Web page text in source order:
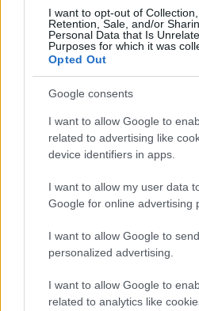
I want to opt-out of Collection,
Retention, Sale, and/or
Personal Data that Is
Purposes for which it was
Opted Out
Google consents
I want to allow Google to
related to advertising like
device identifiers in apps.
I want to allow my user data
Google for online advertising
I want to allow Google to
personalized advertising.
I want to allow Google to
related to analytics like
Grande Fratello
Isola Dei Famosi
Uomini E Donne
Maste S.r.l.
Chi siamo
Collabora con noi